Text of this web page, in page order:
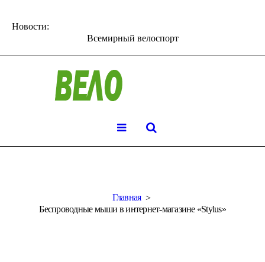
Новости:
Всемирный велоспорт
Главная
Беспроводные мыши в интернет-магазине «Stylus»